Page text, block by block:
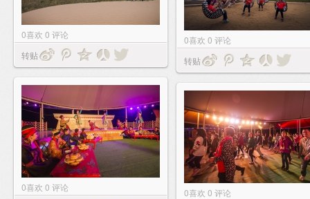
0喜欢 0 评论
转贴
0喜欢 0 评论
转贴
0喜欢 0 评论
0喜欢 0 评论